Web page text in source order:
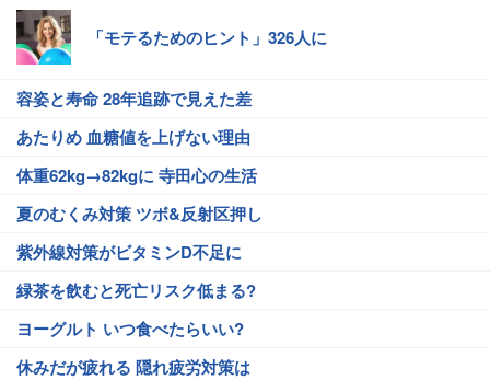
「モテるためのヒント」326人に
容姿と寿命 28年追跡で見えた差
あたりめ 血糖値を上げない理由
体重62kg→82kgに 寺田心の生活
夏のむくみ対策 ツボ&反射区押し
紫外線対策がビタミンD不足に
緑茶を飲むと死亡リスク低まる?
ヨーグルト いつ食べたらいい?
休みだが疲れる 隠れ疲労対策は